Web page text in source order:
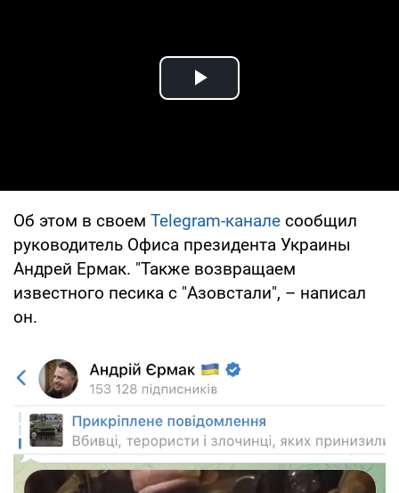
Play Video
Об этом в своем Telegram-канале сообщил
руководитель Офиса президента Украины
Андрей Ермак. "Также возвращаем
известного песика с "Азовстали", – написал
он.